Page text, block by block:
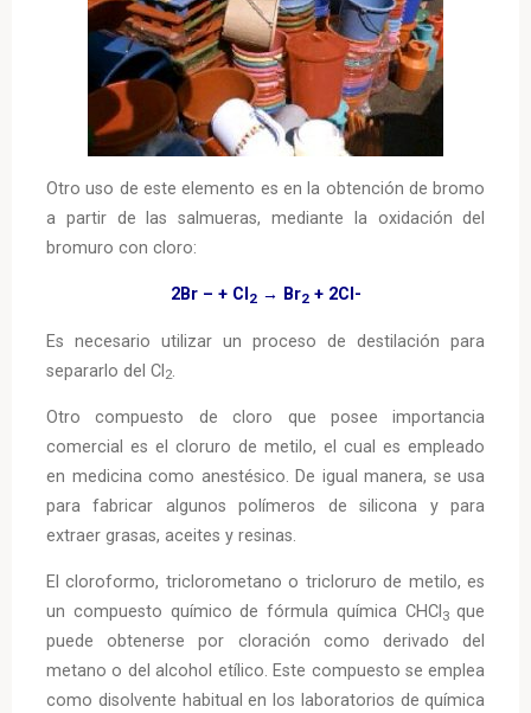
Otro uso de este elemento es en la obtención de bromo
a partir de las salmueras, mediante la oxidación del
bromuro con cloro:
2Br – + Cl 2→ Br2+ 2Cl-
Es necesario utilizar un proceso de destilación para
separarlo del Cl2.
Otro compuesto de cloro que posee importancia
comercial es el cloruro de metilo, el cual es empleado
en medicina como anestésico. De igual manera, se usa
para fabricar algunos polímeros de silicona y para
extraer grasas, aceites y resinas.
El cloroformo, triclorometano o tricloruro de metilo, es
un compuesto químico de fórmula química CHCl 3que
puede obtenerse por cloración como derivado del
metano o del alcohol etílico. Este compuesto se emplea
como disolvente habitual en los laboratorios de química